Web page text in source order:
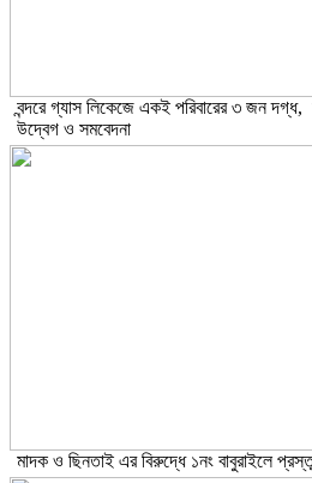
বন্দরে গ্যাস লিকেজে একই পরিবারের ৩ জন
উদ্বেগ ও সমবেদনা
মাদক ও ছিনতাই এর বিরুদ্ধে ১নং বাবুরাইলে